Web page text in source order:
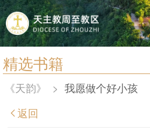
精选书籍
首页
宗教法规
《天韵》 > 我愿做个好小孩
返回